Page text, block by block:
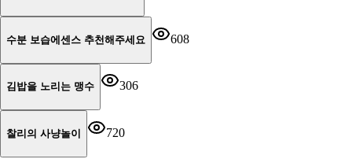
수분 보습에센스 추천해주세요 608
김밥을 노리는 맹수 306
찰리의 사냥놀이 720